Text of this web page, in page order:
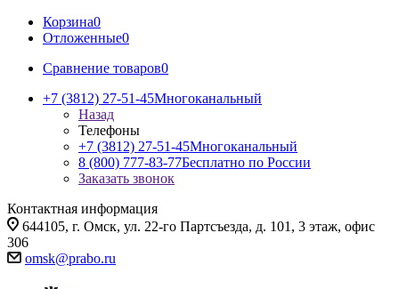
Корзина0
Отложенные0
Сравнение товаров0
+7 (3812) 27-51-45Многоканальный
Назад
Телефоны
+7 (3812) 27-51-45Многоканальный
8 (800) 777-83-77Бесплатно по России
Заказать звонок
Контактная информация
644105, г. Омск, ул. 22-го Партсъезда, д. 101, 3 этаж, офис
306
omsk@prabo.ru